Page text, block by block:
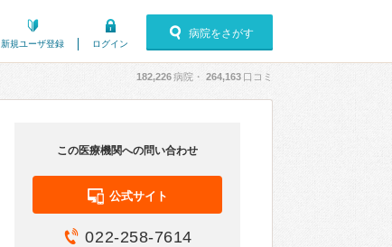
新規ユーザ登録 ログイン
病院をさがす
182,226病院・ 264,163 口コミ
この医療機関への問い合わせ
公式サイト
022-258-7614